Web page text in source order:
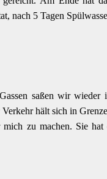
nach 5 Tagen
saßen wir
hält sich in
zu machen. Sie